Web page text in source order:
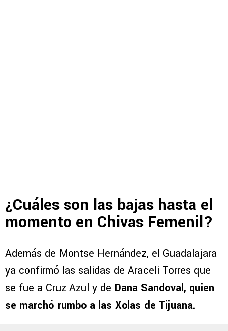
¿Cuáles son las bajas hasta el
momento en Chivas Femenil?
Además de Montse Hernández, el Guadalajara
ya confirmó las salidas de Araceli Torres que
se fue a Cruz Azul y de Dana Sandoval, quien
se marchó rumbo a las Xolas de Tijuana.